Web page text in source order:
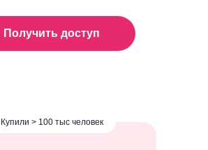
Получить доступ
Купили > 100 тыс человек